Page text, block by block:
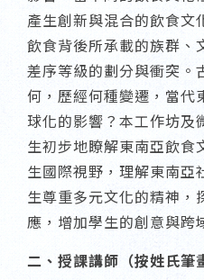
產生創新與混合的飲食文
飲食背後所承載的族群、
差序等級的劃分與衝突。
何，歷經何種變遷，當代
球化的影響？本工作坊及
生初步地瞭解東南亞飲食
生國際視野，理解東南亞
生尊重多元文化的精神，
應，增加學生的創意與跨
二、授課講師（按姓氏筆